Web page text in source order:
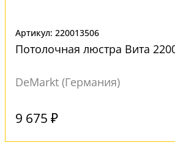
Артикул: 220013506
Потолочная люстра Вита
DeMarkt (Германия)
9 675 ₽